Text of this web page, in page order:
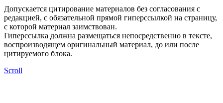
Допускается цитирование материалов без согласования с
редакцией, с обязательной прямой гиперссылкой на страницу,
с которой материал заимствован.
Гиперссылка должна размещаться непосредственно в тексте,
воспроизводящем оригинальный материал, до или после
цитируемого блока.
Scroll